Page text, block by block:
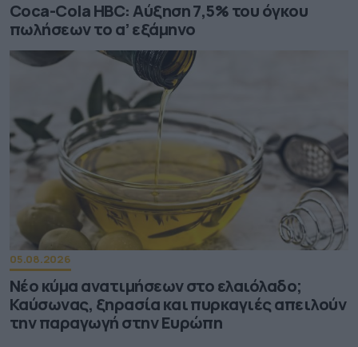
Coca-Cola HBC: Aύξηση 7,5% του όγκου
πωλήσεων το α’ εξάμηνο
05.08.2026
Νέο κύμα ανατιμήσεων στο ελαιόλαδο;
Καύσωνας, ξηρασία και πυρκαγιές απειλούν
την παραγωγή στην Ευρώπη